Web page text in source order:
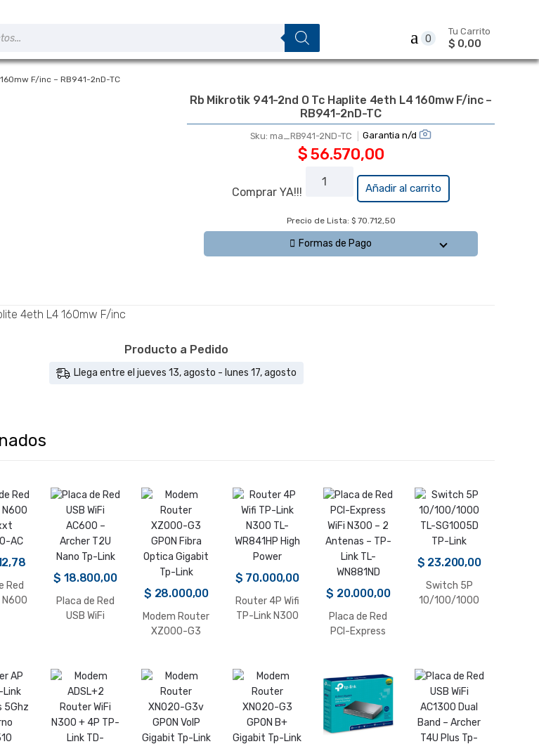
0
Tu Carrito
$ 0,00
F/inc – RB941-2nD-TC
Rb Mikrotik 941-2nd O Tc Haplite 4eth L4 160mw F/inc –
RB941-2nD-TC
Sku: ma_RB941-2ND-TC Garantia n/d
$56.570,00
Comprar YA!!!
Rb
O Tc
Haplite
Añadir al carrito
Precio de Lista: $ 70.712,50
Formas de Pago
4eth L4 160mw F/inc
Producto a Pedido
Llega entre el jueves 13, agosto - lunes 17, agosto
Red
N600
$ 18.800,00
Placa de Red
USB WiFi
$ 28.000,00
Modem Router
XZ000-G3
Tp-Link
$ 70.000,00
Router 4P Wifi
TP-Link N300
$ 20.000,00
Placa de Red
PCI-Express
Link TL-
WN881ND
$ 23.200,00
Switch 5P
10/100/1000